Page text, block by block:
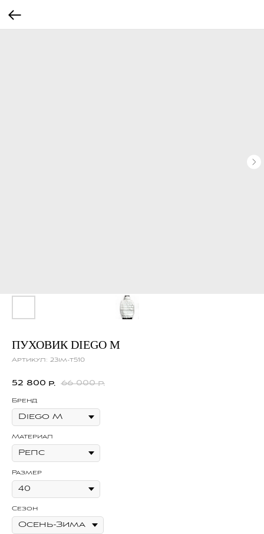
ПУХОВИК DIEGO M
Артикул: 23im-t510
52 800 р. 66 000 р.
Бренд
Материал
Размер
Сезон